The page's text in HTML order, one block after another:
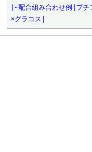
|~配合組み合わせ例|プチ
×グラコス|